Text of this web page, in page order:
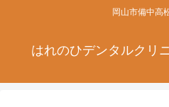
岡山市備中高
はれのひデンタルクリ